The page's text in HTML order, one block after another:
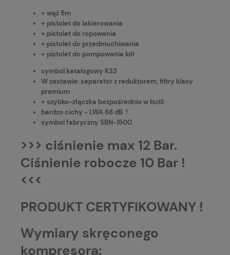
+ wąż 5m
+ pistolet do lakierowania
+ pistolet do ropowania
+ pistolet do przedmuchiwania
+ pistolet do pompowania kół
symbol katalogowy K33
W zestawie: separator z reduktorem, filtry klasy
premium
+ szybko-złączka bezpośrednio w butli
bardzo cichy - LWA 68 dB !
symbol fabryczny SBN-1500
>>> ciśnienie max 12 Bar.
Ciśnienie robocze 10 Bar !
<<<
PRODUKT CERTYFIKOWANY !
Wymiary skręconego
kompresora: